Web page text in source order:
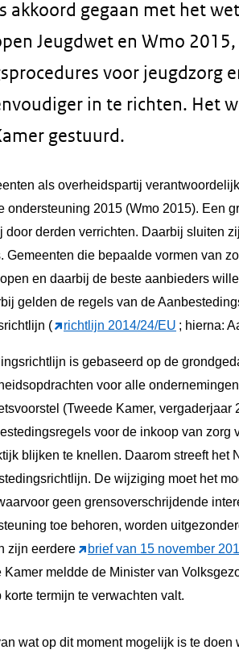
akkoord gegaan met het
Jeugdwet en Wmo
voor jeugdzorg
in te richten. Het
gestuurd.
als overheidspartij
ondersteuning 2015 (Wmo 2015). Een
door derden verrichten. Daarbij sluiten
Gemeenten die bepaalde vormen van
en daarbij de beste aanbieders
gelden de regels van de
(
richtlijn 2014/24/EU ; hierna:
is gebaseerd op de
voor alle
(Tweede Kamer, vergaderjaar
voor de inkoop van
blijken te knellen. Daarom streeft het
De wijziging moet het
geen grensoverschrijdende
toe behoren, worden
zijn eerdere
brief van 15 november
Kamer meldde de Minister van
termijn te verwachten valt.
wat op dit moment mogelijk is te